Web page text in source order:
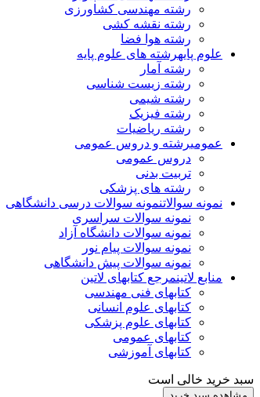
رشته مهندسی کشاورزی
رشته نقشه کشی
رشته هوا فضا
علوم پایهرشته های علوم پایه
رشته آمار
رشته زیست شناسی
رشته شیمی
رشته فیزیک
رشته ریاضیات
عمومیرشته و دروس عمومی
دروس عمومی
تربیت بدنی
رشته های پزشکی
نمونه سوالاتنمونه سوالات درسی دانشگاهی
نمونه سوالات سراسری
نمونه سوالات دانشگاه آزاد
نمونه سوالات پیام نور
نمونه سوالات پیش دانشگاهی
منابع لاتینمرجع کتابهای لاتین
کتابهای فنی مهندسی
کتابهای علوم انسانی
کتابهای علوم پزشکی
کتابهای عمومی
کتابهای آموزشی
سبد خرید خالی است